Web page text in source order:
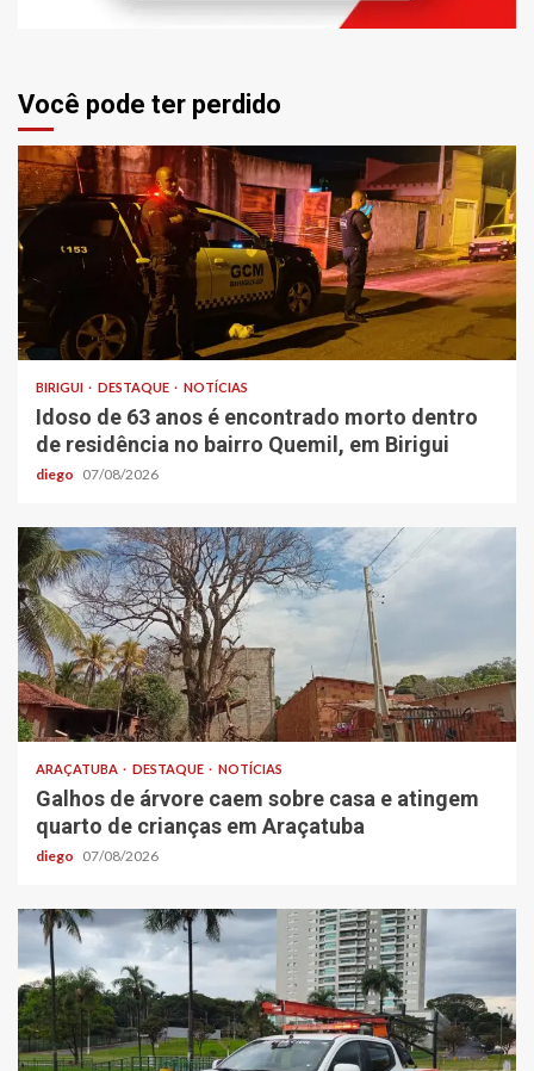
Você pode ter perdido
BIRIGUI DESTAQUE NOTÍCIAS
Idoso de 63 anos é encontrado morto dentro
de residência no bairro Quemil, em Birigui
diego 07/08/2026
ARAÇATUBA DESTAQUE NOTÍCIAS
Galhos de árvore caem sobre casa e atingem
quarto de crianças em Araçatuba
diego 07/08/2026